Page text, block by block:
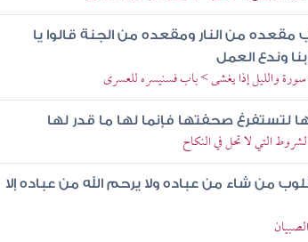
من النار ومقعده من الجنة قالوا يا
وندع العمل
والليل إذا يغشى > باب فسنيسره للعسرى
لتستفرغ صحفتها فإنما لها ما قدر لها
التي لا تحل في النكاح
من شاء من عباده ولا يرحم الله من عباده إلا